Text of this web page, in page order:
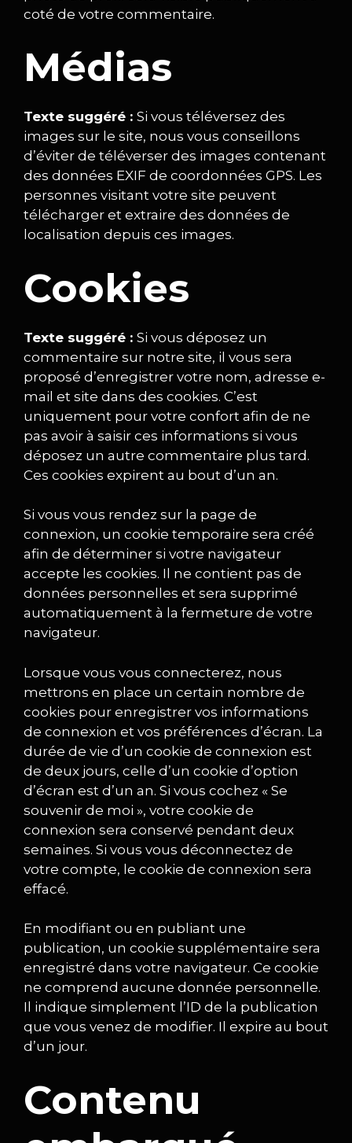
coté de votre commentaire.
Médias
Texte suggéré : Si vous téléversez des
images sur le site, nous vous conseillons
d’éviter de téléverser des images contenant
des données EXIF de coordonnées GPS. Les
personnes visitant votre site peuvent
télécharger et extraire des données de
localisation depuis ces images.
Cookies
Texte suggéré : Si vous déposez un
commentaire sur notre site, il vous sera
proposé d’enregistrer votre nom, adresse e-
mail et site dans des cookies. C’est
uniquement pour votre confort afin de ne
pas avoir à saisir ces informations si vous
déposez un autre commentaire plus tard.
Ces cookies expirent au bout d’un an.
Si vous vous rendez sur la page de
connexion, un cookie temporaire sera créé
afin de déterminer si votre navigateur
accepte les cookies. Il ne contient pas de
données personnelles et sera supprimé
automatiquement à la fermeture de votre
navigateur.
Lorsque vous vous connecterez, nous
mettrons en place un certain nombre de
cookies pour enregistrer vos informations
de connexion et vos préférences d’écran. La
durée de vie d’un cookie de connexion est
de deux jours, celle d’un cookie d’option
d’écran est d’un an. Si vous cochez « Se
souvenir de moi », votre cookie de
connexion sera conservé pendant deux
semaines. Si vous vous déconnectez de
votre compte, le cookie de connexion sera
effacé.
En modifiant ou en publiant une
publication, un cookie supplémentaire sera
enregistré dans votre navigateur. Ce cookie
ne comprend aucune donnée personnelle.
Il indique simplement l’ID de la publication
que vous venez de modifier. Il expire au bout
d’un jour.
Contenu